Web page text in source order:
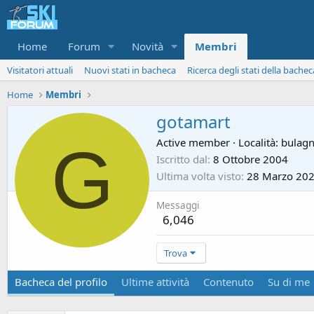
Home Forum Novità Membri
Visitatori attuali Nuovi stati in bacheca
Ricerca degli stati della
Home
Membri
G
gotamart
Active member · Località:
Iscritto dal 8 Ottobre 2004
Ultima volta visto 28 Marzo
Messaggi
6,046
Trova
Bacheca del profilo Ultime attività Contenuto Su di me